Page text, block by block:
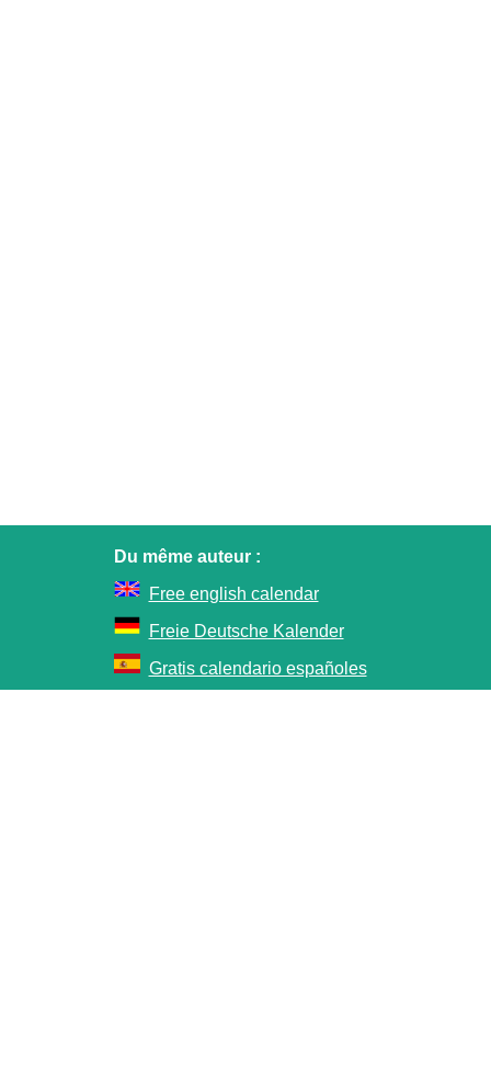
Du même auteur :
Free english calendar
Freie Deutsche Kalender
Gratis calendario españoles